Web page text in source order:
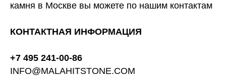
камня в Москве вы можете по нашим контактам
КОНТАКТНАЯ ИНФОРМАЦИЯ
+7 495 241-00-86
INFO@MALAHITSTONE.COM